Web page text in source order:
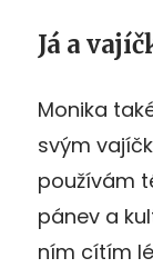
Já a
Monika
svým
používám
pánev a
ním cítím